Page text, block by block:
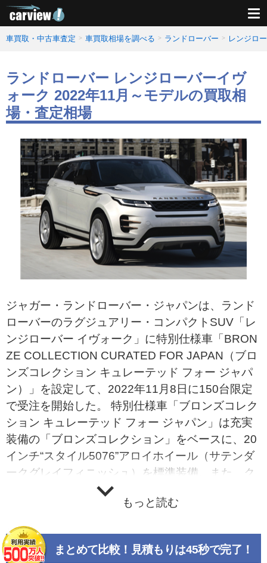
車買取・中古車査定 車買取相場を調べる ランドローバー レンジロ
ランドローバー レンジローバーイヴ
ォーク 2022年11月～モデルの買取相
場・査定相場
ジャガー・ランドローバー・ジャパンは、ランド
ローバーのラグジュアリー・コンパクトSUV「レ
ンジローバー イヴォーク」に特別仕様車「BRON
ZE COLLECTION CURATED FOR JAPAN（ブロ
ンズコレクション キュレーテッド フォー ジャパ
ン）」を設定して、2022年11月8日に150台限定
で受注を開始した。 特別仕様車「ブロンズコレク
ション キュレーテッド フォー ジャパン」は充実
装備の「ブロンズコレクション」をベースに、20
インチ“スタイル5076”アロイホイール（サテンダ
ークグレイフィニッシュ）を標準装備。また、ク
ラウドとエボニーの2色で仕立てたインテリアや
プレミアムキャビンライティング、ワイヤレスデ
クなどを装備して、快適性を向上した。さらに、
アダプティブダイナミクスやオートハイビームア
もっと読む
まとめて比較！見積もりは45秒で完了！